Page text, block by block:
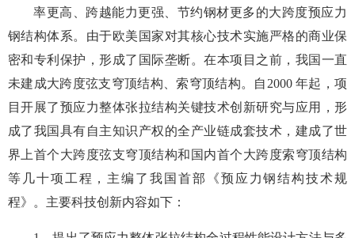
率更高、跨越能力更强、节约钢材更多的大跨度预应力
钢结构体系。由于欧美国家对其核心技术实施严格的商业保
密和专利保护，形成了国际垄断。在本项目之前，我国一直
未建成大跨度弦支穹顶结构、索穹顶结构。自2000 年起，项
目开展了预应力整体张拉结构关键技术创新研究与应用，形
成了我国具有自主知识产权的全产业链成套技术，建成了世
界上首个大跨度弦支穹顶结构和国内首个大跨度索穹顶结构
等几十项工程，主编了我国首部《预应力钢结构技术规
程》。主要科技创新内容如下：